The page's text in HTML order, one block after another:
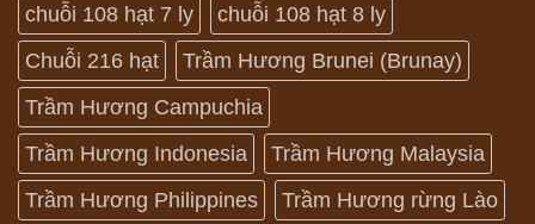
chuỗi 108 hạt 7 ly
chuỗi 108 hạt 8 ly
Chuỗi 216 hạt
Trầm Hương Brunei (Brunay)
Trầm Hương Campuchia
Trầm Hương Indonesia
Trầm Hương Malaysia
Trầm Hương Philippines
Trầm Hương rừng Lào